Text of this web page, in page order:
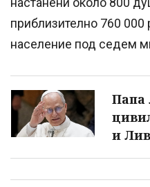
приблизително 760 000
население под седем
Папа
и